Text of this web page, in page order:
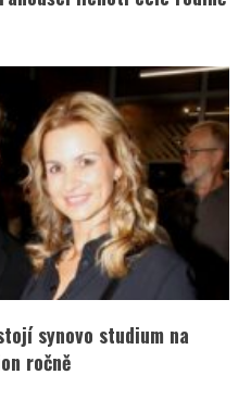
synovo studium na
ročně